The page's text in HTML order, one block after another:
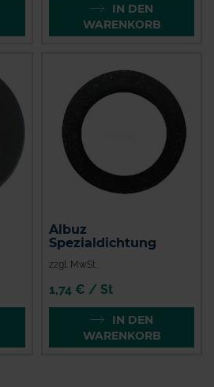
IN DEN
WARENKORB
Albuz
Spezialdichtung
zzgl. MwSt.
1,74 € / St
IN DEN
WARENKORB